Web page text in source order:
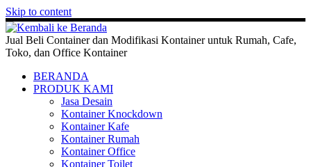
Skip to content
Jual Beli Container dan Modifikasi Kontainer untuk Rumah, Cafe,
Toko, dan Office Kontainer
BERANDA
PRODUK KAMI
Jasa Desain
Kontainer Knockdown
Kontainer Kafe
Kontainer Rumah
Kontainer Office
Kontainer Toilet